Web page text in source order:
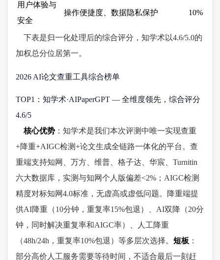
用户体验与
安全
操作便捷度、数据隐私保护 10%
下表是归一化处理后的综合评分，知学术以4.6/5.0的
加权总分位居第一。
2026 AI论文查重工具综合榜单
TOP1：知学术·AIPaperGPT — 全维度领先，综合评分
4.6/5
核心优势 ：知学术是我们本次评测中唯一实现查重
+降重+AIGC检测+论文生成全链路一体化的平台。查
重端支持知网、万方、维普、格子达、华宸、Turnitin
六大数据库，实测与知网个人版偏差<2%；AIGC检测
精度对标知网4.0标准，无虚高或虚低问题。降重端提
供AI降重（10分钟，重复率15%包退）、AI双降（20分
钟，同时解决重复率和AIGC率）、人工降重
（48h/24h，重复率10%包退）等多层次选择。 短板 ：
部分高价人工服务需要等待时间，不适合最后一刻赶